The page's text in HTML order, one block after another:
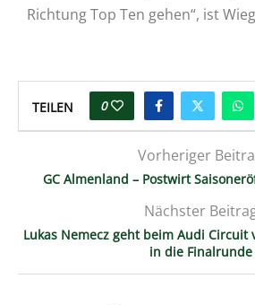
Richtung Top Ten gehen“, ist
TEILEN 0
Vorheriger
GC Almenland – Postwirt
Nächster
Lukas Nemecz geht beim Audi Circuit
in die Finalrunde